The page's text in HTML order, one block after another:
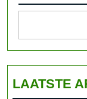
LAATSTE